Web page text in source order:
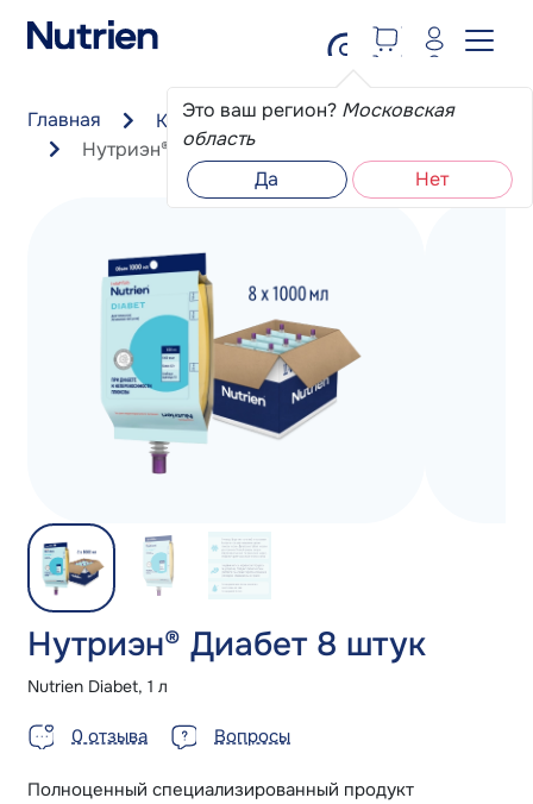
Это ваш регион? Московская
область
Да
Нет
Главная Каталог
Зондовое
Нутриэн® Диабет 8 штук
Нутриэн® Диабет 8 штук
Nutrien Diabet, 1 л
0 отзыва Вопросы
Полноценный специализированный продукт